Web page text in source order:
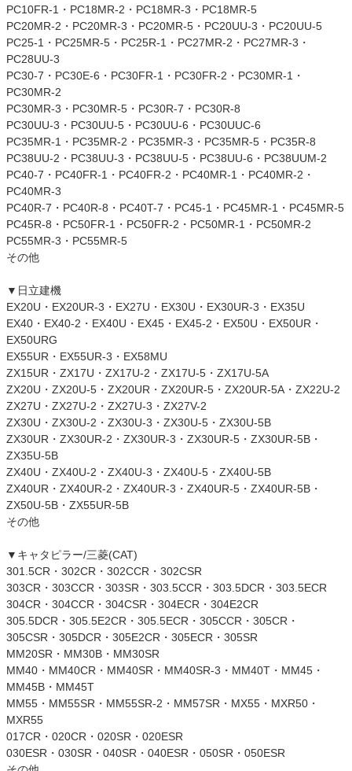
PC10FR-1・PC18MR-2・PC18MR-3・PC18MR-5
PC20MR-2・PC20MR-3・PC20MR-5・PC20UU-3・PC20UU-5
PC25-1・PC25MR-5・PC25R-1・PC27MR-2・PC27MR-3・
PC28UU-3
PC30-7・PC30E-6・PC30FR-1・PC30FR-2・PC30MR-1・
PC30MR-2
PC30MR-3・PC30MR-5・PC30R-7・PC30R-8
PC30UU-3・PC30UU-5・PC30UU-6・PC30UUC-6
PC35MR-1・PC35MR-2・PC35MR-3・PC35MR-5・PC35R-8
PC38UU-2・PC38UU-3・PC38UU-5・PC38UU-6・PC38UUM-2
PC40-7・PC40FR-1・PC40FR-2・PC40MR-1・PC40MR-2・
PC40MR-3
PC40R-7・PC40R-8・PC40T-7・PC45-1・PC45MR-1・PC45MR-5
PC45R-8・PC50FR-1・PC50FR-2・PC50MR-1・PC50MR-2
PC55MR-3・PC55MR-5
その他
▼日立建機
EX20U・EX20UR-3・EX27U・EX30U・EX30UR-3・EX35U
EX40・EX40-2・EX40U・EX45・EX45-2・EX50U・EX50UR・
EX50URG
EX55UR・EX55UR-3・EX58MU
ZX15UR・ZX17U・ZX17U-2・ZX17U-5・ZX17U-5A
ZX20U・ZX20U-5・ZX20UR・ZX20UR-5・ZX20UR-5A・ZX22U-2
ZX27U・ZX27U-2・ZX27U-3・ZX27V-2
ZX30U・ZX30U-2・ZX30U-3・ZX30U-5・ZX30U-5B
ZX30UR・ZX30UR-2・ZX30UR-3・ZX30UR-5・ZX30UR-5B・
ZX35U-5B
ZX40U・ZX40U-2・ZX40U-3・ZX40U-5・ZX40U-5B
ZX40UR・ZX40UR-2・ZX40UR-3・ZX40UR-5・ZX40UR-5B・
ZX50U-5B・ZX55UR-5B
その他
▼キャタピラー/三菱(CAT)
301.5CR・302CR・302CCR・302CSR
303CR・303CCR・303SR・303.5CCR・303.5DCR・303.5ECR
304CR・304CCR・304CSR・304ECR・304E2CR
305.5DCR・305.5E2CR・305.5ECR・305CCR・305CR・
305CSR・305DCR・305E2CR・305ECR・305SR
MM20SR・MM30B・MM30SR
MM40・MM40CR・MM40SR・MM40SR-3・MM40T・MM45・
MM45B・MM45T
MM55・MM55SR・MM55SR-2・MM57SR・MX55・MXR50・
MXR55
017CR・020CR・020SR・020ESR
030ESR・030SR・040SR・040ESR・050SR・050ESR